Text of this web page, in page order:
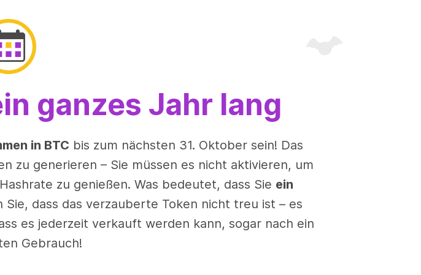
ganzes Jahr lang
in BTC bis zum nächsten 31. Oktober sein! Das
zu generieren – Sie müssen es nicht aktivieren, um
zu genießen. Was bedeutet, dass Sie ein
Sie, dass das verzauberte Token nicht treu ist – es
es jederzeit verkauft werden kann, sogar nach ein
Gebrauch!